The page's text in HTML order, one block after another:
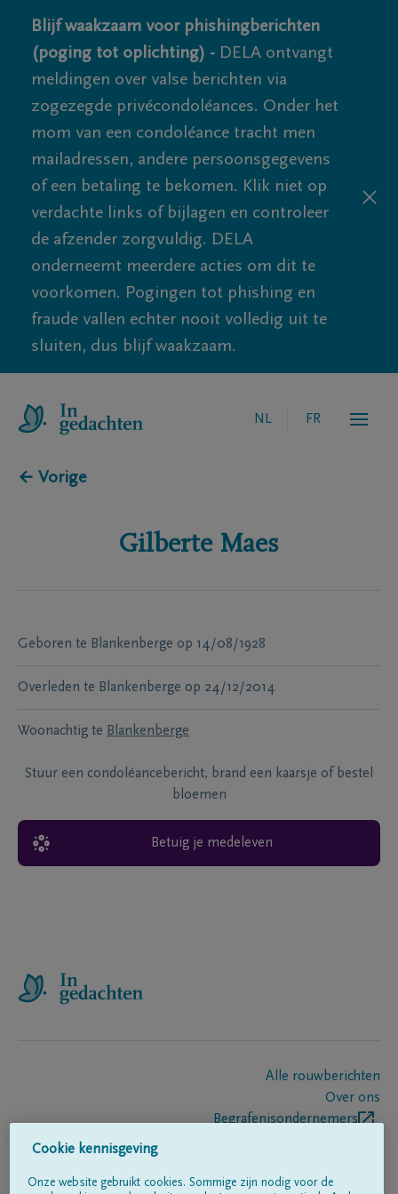
Blijf waakzaam voor phishingberichten
(poging tot oplichting) - DELA ontvangt
meldingen over valse berichten via
zogezegde privécondoléances. Onder het
mom van een condoléance tracht men
mailadressen, andere persoonsgegevens
of een betaling te bekomen. Klik niet op
verdachte links of bijlagen en controleer
de afzender zorgvuldig. DELA
onderneemt meerdere acties om dit te
voorkomen. Pogingen tot phishing en
fraude vallen echter nooit volledig uit te
sluiten, dus blijf waakzaam.
NL FR
← Vorige
Gilberte Maes
Geboren te Blankenberge op 14/08/1928
Overleden te Blankenberge op 24/12/2014
Woonachtig te Blankenberge
Stuur een condoléancebericht, brand een kaarsje of bestel
bloemen
Betuig je medeleven
Alle rouwberichten
Over ons
Begrafenisondernemers
Cookie kennisgeving
Onze website gebruikt cookies. Sommige zijn nodig voor de